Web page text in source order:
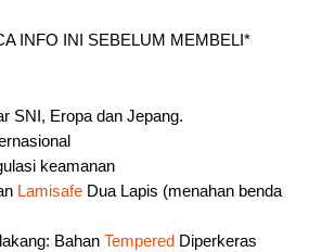
INFO INI SEBELUM MEMBELI*
SNI, Eropa dan Jepang.
keamanan
Lamisafe Dua Lapis (menahan benda
Bahan Tempered Diperkeras